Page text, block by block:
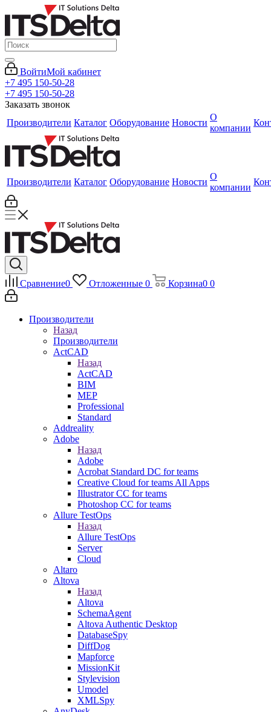
ВойтиМой кабинет
+7 495 150-50-28
+7 495 150-50-28
Заказать звонок
Производители Каталог Оборудование Новости
О
компании
Производители Каталог Оборудование Новости
О
компании
Сравнение0 Отложенные 0 Корзина0 0
Производители
Назад
Производители
ActCAD
Назад
ActCAD
BIM
MEP
Professional
Standard
Addreality
Adobe
Назад
Adobe
Acrobat Standard DC for teams
Creative Cloud for teams All Apps
Illustrator CC for teams
Photoshop CC for teams
Allure TestOps
Назад
Allure TestOps
Server
Cloud
Altaro
Altova
Назад
Altova
SchemaAgent
Altova Authentic Desktop
DatabaseSpy
DiffDog
Mapforce
MissionKit
Stylevision
Umodel
XMLSpy